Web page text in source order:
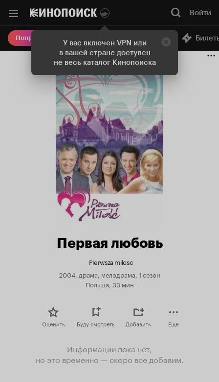
У вас включен VPN или
в вашей стране доступен
не весь каталог Кинопоиска
Войти
Попробовать Плюс Онлайн-кинотеатр
Первая любовь
Pierwsza milosc
2004, драма, мелодрама, 1 сезон
Польша, 33 мин
Оценить Буду смотреть Добавить Еще
Информации пока нет,
но это временно — скоро все добавим.